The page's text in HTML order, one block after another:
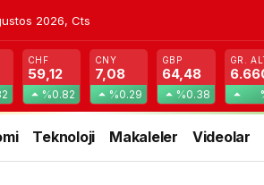
2026, Cts
CHF
59,12
%0.82
CNY
7,08
%0.29
GBP
64,48
%0.38
GR.
Teknoloji Makaleler Videolar